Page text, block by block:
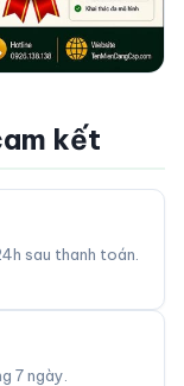
kết
sau thanh toán.
7 ngày.